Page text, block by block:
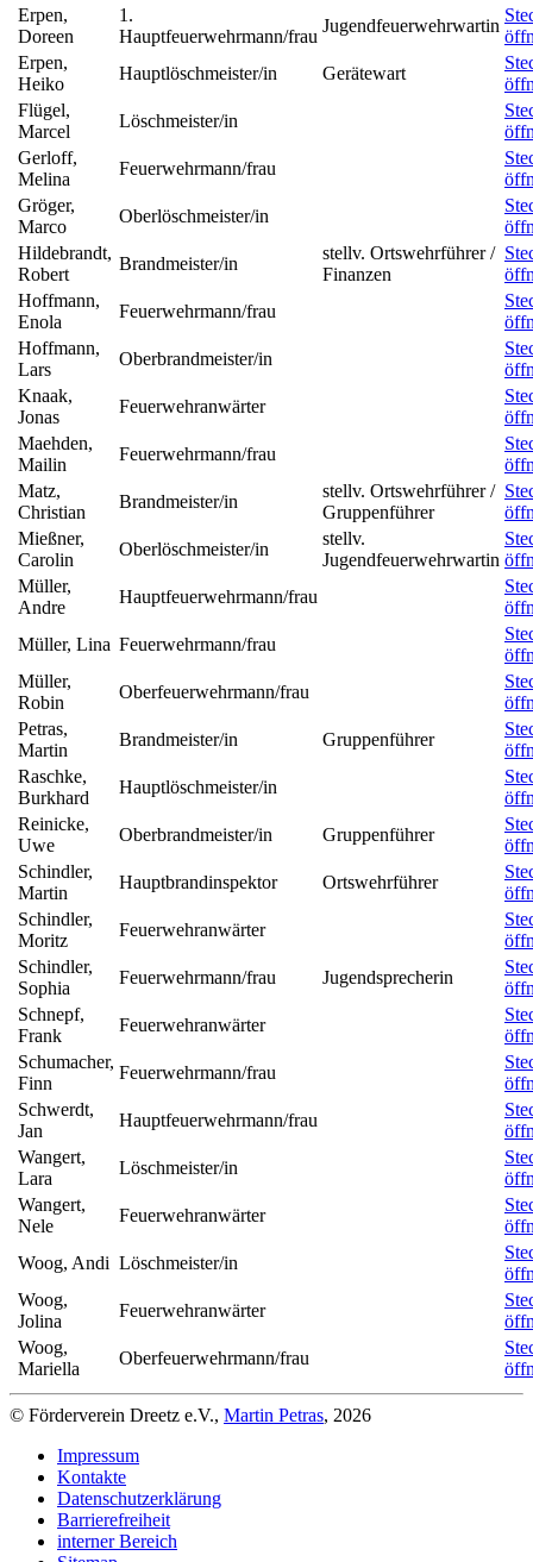
Erpen,
Doreen
1.
Hauptfeuerwehrmann/frau
Jugendfeuerwehrwartin
Erpen,
Heiko
Hauptlöschmeister/in Gerätewart
Flügel,
Marcel
Löschmeister/in
Gerloff,
Melina
Feuerwehrmann/frau
Gröger,
Marco
Oberlöschmeister/in
Hildebrandt,
Robert
Brandmeister/in
stellv. Ortswehrführer /
Finanzen
Hoffmann,
Enola
Feuerwehrmann/frau
Hoffmann,
Lars
Oberbrandmeister/in
Knaak,
Jonas
Feuerwehranwärter
Maehden,
Mailin
Feuerwehrmann/frau
Matz,
Christian
Brandmeister/in
stellv. Ortswehrführer /
Gruppenführer
Mießner,
Carolin
Oberlöschmeister/in
stellv.
Jugendfeuerwehrwartin
Müller,
Andre
Hauptfeuerwehrmann/frau
Müller, Lina Feuerwehrmann/frau
Müller,
Robin
Oberfeuerwehrmann/frau
Petras,
Martin
Brandmeister/in Gruppenführer
Raschke,
Burkhard
Hauptlöschmeister/in
Reinicke,
Uwe
Oberbrandmeister/in Gruppenführer
Schindler,
Martin
Hauptbrandinspektor Ortswehrführer
Schindler,
Moritz
Feuerwehranwärter
Schindler,
Sophia
Feuerwehrmann/frau Jugendsprecherin
Schnepf,
Frank
Feuerwehranwärter
Schumacher,
Finn
Feuerwehrmann/frau
Schwerdt,
Jan
Hauptfeuerwehrmann/frau
Wangert,
Lara
Löschmeister/in
Wangert,
Nele
Feuerwehranwärter
Woog, Andi Löschmeister/in
Woog,
Jolina
Feuerwehranwärter
Woog,
Mariella
Oberfeuerwehrmann/frau
© Förderverein Dreetz e.V., Martin Petras, 2026
Impressum
Kontakte
Datenschutzerklärung
Barrierefreiheit
interner Bereich